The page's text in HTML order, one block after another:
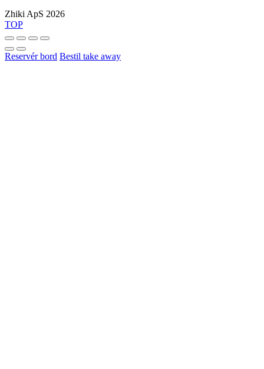
Zhiki ApS 2026
TOP
Reservér bord Bestil take away